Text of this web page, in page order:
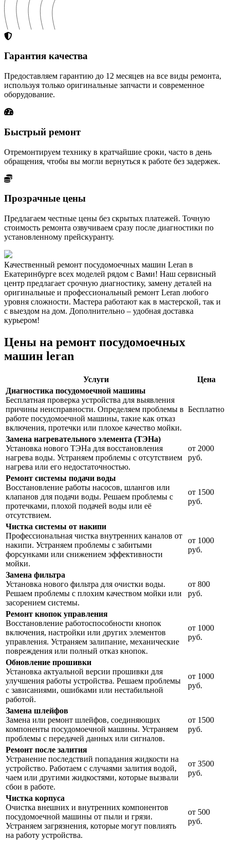
Гарантия качества
Предоставляем гарантию до 12 месяцев на все виды ремонта,
используя только оригинальные запчасти и современное
оборудование.
Быстрый ремонт
Отремонтируем технику в кратчайшие сроки, часто в день
обращения, чтобы вы могли вернуться к работе без задержек.
Прозрачные цены
Предлагаем честные цены без скрытых платежей. Точную
стоимость ремонта озвучиваем сразу после диагностики по
установленному прейскуранту.
Качественный ремонт посудомоечных машин Leran в
Екатеринбурге всех моделей рядом с Вами! Наш сервисный
центр предлагает срочную диагностику, замену деталей на
оригинальные и профессиональный ремонт Leran любого
уровня сложности. Мастера работают как в мастерской, так и
с выездом на дом. Дополнительно – удобная доставка
курьером!
Цены на ремонт посудомоечных
машин leran
Услуги
Цена
Диагностика посудомоечной машины
Бесплатная проверка устройства для выявления
причины неисправности. Определяем проблемы в
работе посудомоечной машины, такие как отказ
включения, протечки или плохое качество мойки.
Бесплатно
Замена нагревательного элемента (ТЭНа)
Установка нового ТЭНа для восстановления
нагрева воды. Устраняем проблемы с отсутствием
нагрева или его недостаточностью.
от 2000
руб.
Ремонт системы подачи воды
Восстановление работы насосов, шлангов или
клапанов для подачи воды. Решаем проблемы с
протечками, плохой подачей воды или её
отсутствием.
от 1500
руб.
Чистка системы от накипи
Профессиональная чистка внутренних каналов от
накипи. Устраняем проблемы с забитыми
форсунками или снижением эффективности
мойки.
от 1000
руб.
Замена фильтра
Установка нового фильтра для очистки воды.
Решаем проблемы с плохим качеством мойки или
засорением системы.
от 800
руб.
Ремонт кнопок управления
Восстановление работоспособности кнопок
включения, настройки или других элементов
управления. Устраняем залипание, механические
повреждения или полный отказ кнопок.
от 1000
руб.
Обновление прошивки
Установка актуальной версии прошивки для
улучшения работы устройства. Решаем проблемы
с зависаниями, ошибками или нестабильной
работой.
от 1000
руб.
Замена шлейфов
Замена или ремонт шлейфов, соединяющих
компоненты посудомоечной машины. Устраняем
проблемы с передачей данных или сигналов.
от 1500
руб.
Ремонт после залития
Устранение последствий попадания жидкости на
устройство. Работаем с случаями залития водой,
чаем или другими жидкостями, которые вызвали
сбои в работе.
от 3500
руб.
Чистка корпуса
Очистка внешних и внутренних компонентов
посудомоечной машины от пыли и грязи.
Устраняем загрязнения, которые могут повлиять
на работу устройства.
от 500
руб.